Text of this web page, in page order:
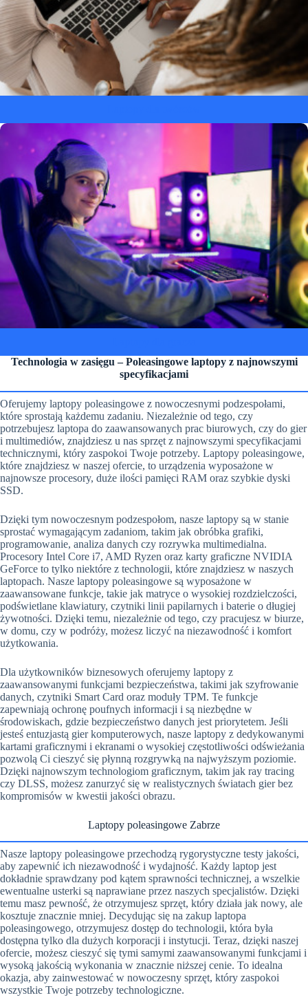
Technologia w zasięgu – Poleasingowe laptopy z najnowszymi
specyfikacjami
Oferujemy laptopy poleasingowe z nowoczesnymi podzespołami,
które sprostają każdemu zadaniu. Niezależnie od tego, czy
potrzebujesz laptopa do zaawansowanych prac biurowych, czy do gier
i multimediów, znajdziesz u nas sprzęt z najnowszymi specyfikacjami
technicznymi, który zaspokoi Twoje potrzeby. Laptopy poleasingowe,
które znajdziesz w naszej ofercie, to urządzenia wyposażone w
najnowsze procesory, duże ilości pamięci RAM oraz szybkie dyski
SSD.
Dzięki tym nowoczesnym podzespołom, nasze laptopy są w stanie
sprostać wymagającym zadaniom, takim jak obróbka grafiki,
programowanie, analiza danych czy rozrywka multimedialna.
Procesory Intel Core i7, AMD Ryzen oraz karty graficzne NVIDIA
GeForce to tylko niektóre z technologii, które znajdziesz w naszych
laptopach. Nasze laptopy poleasingowe są wyposażone w
zaawansowane funkcje, takie jak matryce o wysokiej rozdzielczości,
podświetlane klawiatury, czytniki linii papilarnych i baterie o długiej
żywotności. Dzięki temu, niezależnie od tego, czy pracujesz w biurze,
w domu, czy w podróży, możesz liczyć na niezawodność i komfort
użytkowania.
Dla użytkowników biznesowych oferujemy laptopy z
zaawansowanymi funkcjami bezpieczeństwa, takimi jak szyfrowanie
danych, czytniki Smart Card oraz moduły TPM. Te funkcje
zapewniają ochronę poufnych informacji i są niezbędne w
środowiskach, gdzie bezpieczeństwo danych jest priorytetem. Jeśli
jesteś entuzjastą gier komputerowych, nasze laptopy z dedykowanymi
kartami graficznymi i ekranami o wysokiej częstotliwości odświeżania
pozwolą Ci cieszyć się płynną rozgrywką na najwyższym poziomie.
Dzięki najnowszym technologiom graficznym, takim jak ray tracing
czy DLSS, możesz zanurzyć się w realistycznych światach gier bez
kompromisów w kwestii jakości obrazu.
Laptopy poleasingowe Zabrze
Nasze laptopy poleasingowe przechodzą rygorystyczne testy jakości,
aby zapewnić ich niezawodność i wydajność. Każdy laptop jest
dokładnie sprawdzany pod kątem sprawności technicznej, a wszelkie
ewentualne usterki są naprawiane przez naszych specjalistów. Dzięki
temu masz pewność, że otrzymujesz sprzęt, który działa jak nowy, ale
kosztuje znacznie mniej. Decydując się na zakup laptopa
poleasingowego, otrzymujesz dostęp do technologii, która była
dostępna tylko dla dużych korporacji i instytucji. Teraz, dzięki naszej
ofercie, możesz cieszyć się tymi samymi zaawansowanymi funkcjami i
wysoką jakością wykonania w znacznie niższej cenie. To idealna
okazja, aby zainwestować w nowoczesny sprzęt, który zaspokoi
wszystkie Twoje potrzeby technologiczne.